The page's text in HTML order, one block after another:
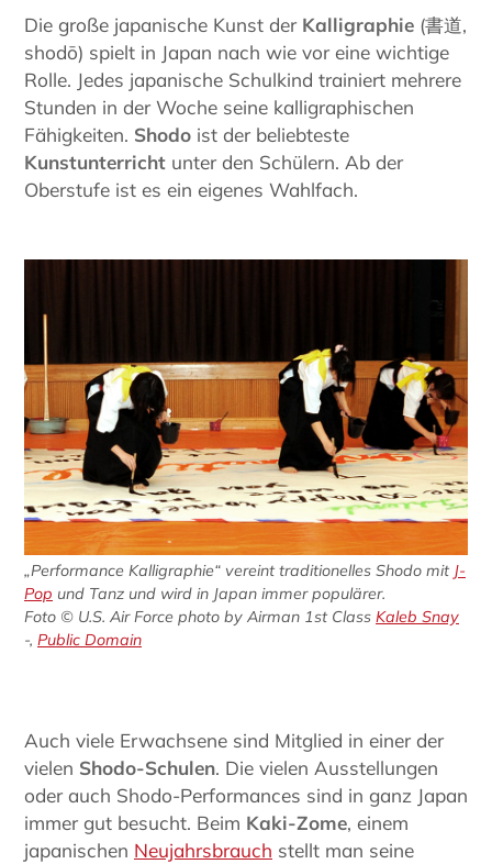
Die große japanische Kunst der Kalligraphie (書道,
shodō) spielt in Japan nach wie vor eine wichtige
Rolle. Jedes japanische Schulkind trainiert mehrere
Stunden in der Woche seine kalligraphischen
Fähigkeiten. Shodo ist der beliebteste
Kunstunterricht unter den Schülern. Ab der
Oberstufe ist es ein eigenes Wahlfach.
„Performance Kalligraphie“ vereint traditionelles Shodo mit J-
Pop und Tanz und wird in Japan immer populärer.
Foto © U.S. Air Force photo by Airman 1st Class Kaleb Snay
-, Public Domain
Auch viele Erwachsene sind Mitglied in einer der
vielen Shodo-Schulen. Die vielen Ausstellungen
oder auch Shodo-Performances sind in ganz Japan
immer gut besucht. Beim Kaki-Zome, einem
japanischen Neujahrsbrauch stellt man seine